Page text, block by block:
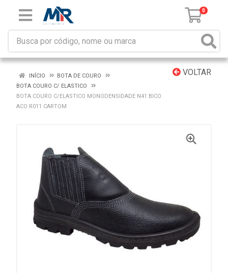
0
VOLTAR
INÍCIO
BOTA DE COURO
BOTA COURO C/ ELASTICO
BOTA COURO C/ELASTICO MONODENSIDADE N41 BICO
ACO R011 CARTOM